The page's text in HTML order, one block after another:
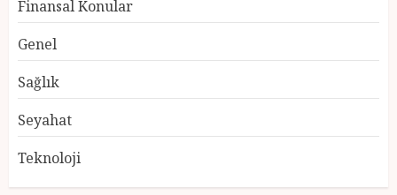
Finansal Konular
Genel
Sağlık
Seyahat
Teknoloji
5
2025 En İyi Yaz Tatilleri